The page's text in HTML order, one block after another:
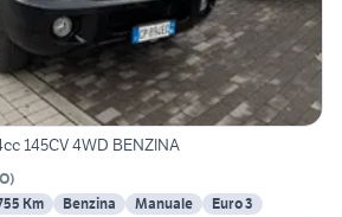
145CV 4WD BENZINA
)
Km Benzina Manuale
Euro 3